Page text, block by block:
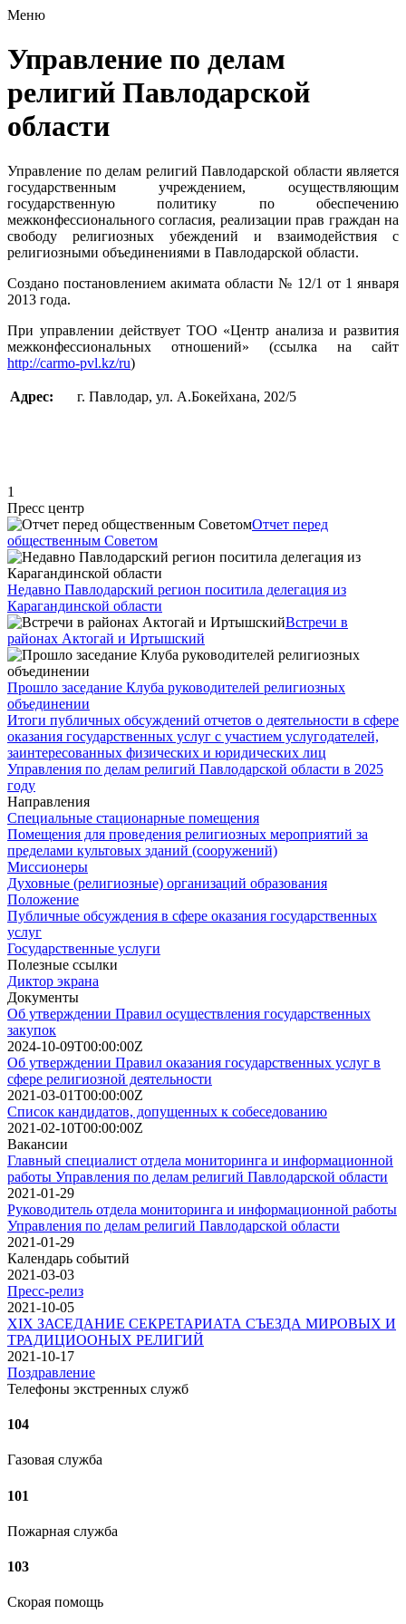
Меню
Управление по делам
религий Павлодарской
области
Управление по делам религий Павлодарской области является
государственным учреждением, осуществляющим
государственную политику по обеспечению
межконфессионального согласия, реализации прав граждан на
свободу религиозных убеждений и взаимодействия с
религиозными объединениями в Павлодарской области.
Создано постановлением акимата области № 12/1 от 1 января
2013 года.
При управлении действует ТОО «Центр анализа и развития
межконфессиональных отношений» (ссылка на сайт
http://carmo-pvl.kz/ru)
Адрес: г. Павлодар, ул. А.Бокейхана, 202/5
1
Пресс центр
Отчет перед
общественным Советом
Недавно Павлодарский регион поситила делегация из
Карагандинской области
Встречи в
районах Актогай и Иртышский
Прошло заседание Клуба руководителей религиозных
объединении
Итоги публичных обсуждений отчетов о деятельности в сфере
оказания государственных услуг с участием услугодателей,
заинтересованных физических и юридических лиц
Управления по делам религий Павлодарской области в 2025
году
Направления
Специальные стационарные помещения
Помещения для проведения религиозных мероприятий за
пределами культовых зданий (сооружений)
Миссионеры
Духовные (религиозные) организаций образования
Положение
Публичные обсуждения в сфере оказания государственных
услуг
Государственные услуги
Полезные ссылки
Диктор экрана
Документы
Об утверждении Правил осуществления государственных
закупок
2024-10-09T00:00:00Z
Об утверждении Правил оказания государственных услуг в
сфере религиозной деятельности
2021-03-01T00:00:00Z
Список кандидатов, допущенных к собеседованию
2021-02-10T00:00:00Z
Вакансии
Главный специалист отдела мониторинга и информационной
работы Управления по делам религий Павлодарской области
2021-01-29
Руководитель отдела мониторинга и информационной работы
Управления по делам религий Павлодарской области
2021-01-29
Календарь событий
2021-03-03
Пресс-релиз
2021-10-05
XIX ЗАСЕДАНИЕ СЕКРЕТАРИАТА СЪЕЗДА МИРОВЫХ И
ТРАДИЦИООНЫХ РЕЛИГИЙ
2021-10-17
Поздравление
Телефоны экстренных служб
104
Газовая служба
101
Пожарная служба
103
Скорая помощь